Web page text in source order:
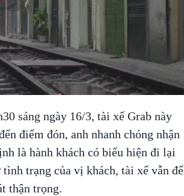
VIETNAM
sáng ngày 16/3, tài xế Grab này
điểm đón, anh nhanh chóng nhận
là hành khách có biểu hiện đi lại
trạng của vị khách, tài xế vẫn để
thận trọng.